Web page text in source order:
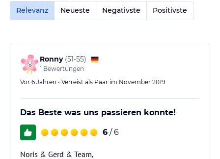
Relevanz
Neueste Negativste Positivste
Ronny (51-55)
1 Bewertungen
Vor 6 Jahren • Verreist als Paar im November 2019
Das Beste was uns passieren konnte!
6 / 6
Noris & Gerd & Team,